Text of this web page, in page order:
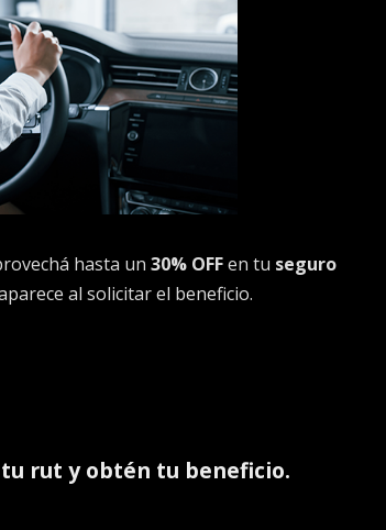
hasta un30% OFFen tu seguro
al solicitar el beneficio.
rut y obtén tu beneficio.